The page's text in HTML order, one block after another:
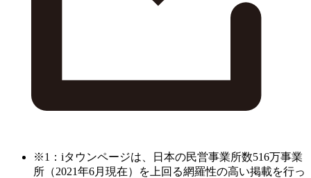
※1：iタウンページは、日本の民営事業所数516万事業
所（2021年6月現在）を上回る網羅性の高い掲載を行っ